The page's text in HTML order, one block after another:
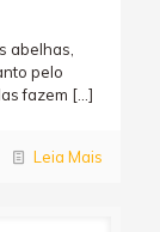
abelhas,
pelo
fazem […]
Leia Mais